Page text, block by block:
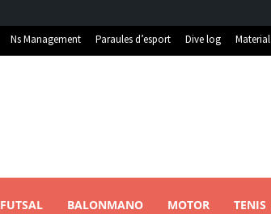
Ns Management Paraules d’esport Dive log Material
FUTSAL BALONMANO MOTOR TENIS